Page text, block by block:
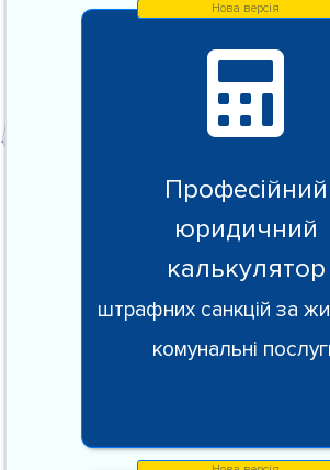
Професійний
юридичний
калькулятор
штрафних санкцій за
комунальні